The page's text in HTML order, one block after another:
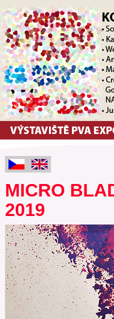
MICRO
2019